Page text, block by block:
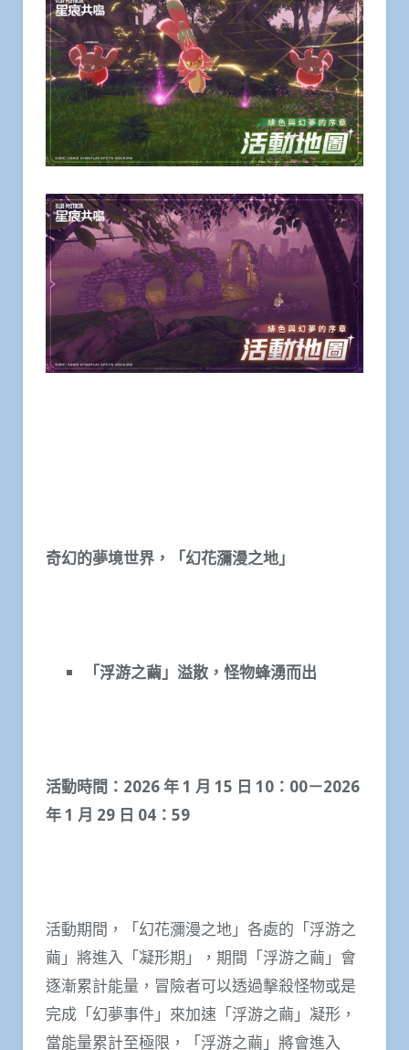
奇幻的夢境世界，「幻花瀰漫之地」
「浮游之繭」溢散，怪物蜂湧而出
活動時間： 2026年1 月 15 日 10 ： 00－2026
年1 月 29 日 04 ： 59
活動期間，「幻花瀰漫之地」各處的「浮游之
繭」將進入「凝形期」，期間「浮游之繭」會
逐漸累計能量，冒險者可以透過擊殺怪物或是
完成「幻夢事件」來加速「浮游之繭」凝形，
當能量累計至極限，「浮游之繭」將會進入